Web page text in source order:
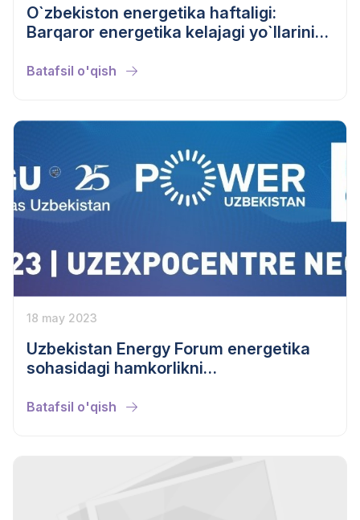
O`zbekiston energetika haftaligi:
Barqaror energetika kelajagi yo`llarini
Batafsil o'qish
18 may 2023
Uzbekistan Energy Forum energetika
sohasidagi hamkorlikni
Batafsil o'qish